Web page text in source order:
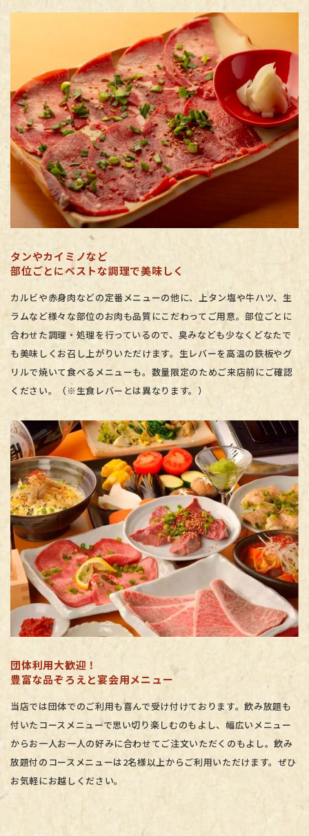
タンやカイミノなど
部位ごとにベストな調理で美味しく
カルビや赤身肉などの定番メニューの他に、上タン塩や牛ハツ、生
ラムなど様々な部位のお肉も品質にこだわってご用意。部位ごとに
合わせた調理・処理を行っているので、臭みなども少なくどなたで
も美味しくお召し上がりいただけます。生レバーを高温の鉄板やグ
リルで焼いて食べるメニューも。数量限定のためご来店前にご確認
ください。（※生食レバーとは異なります。）
団体利用大歓迎！
​​​​​​​豊富な品ぞろえと宴会用メニュー
当店では団体でのご利用も喜んで受け付けております。飲み放題も
付いたコースメニューで思い切り楽しむのもよし、幅広いメニュー
からお一人お一人の好みに合わせてご注文いただくのもよし。飲み
放題付のコースメニューは2名様以上からご利用いただけます。ぜひ
お気軽にお越しください。